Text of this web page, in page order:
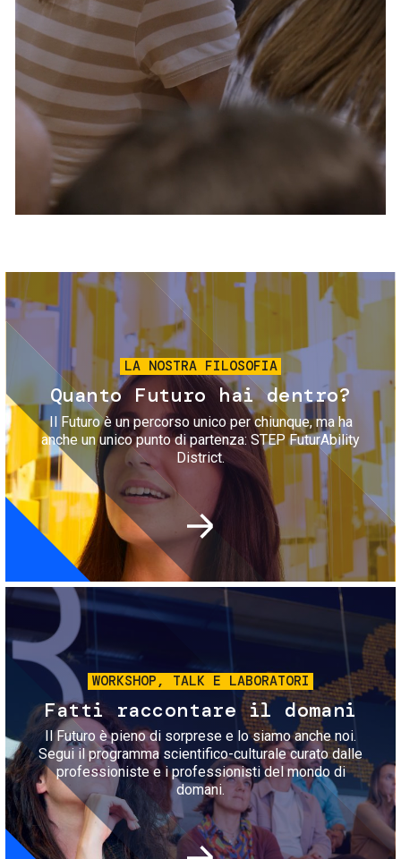
Servizi e accessibilità
Contatti
FAQ
Biglietti
Immagine
LA NOSTRA FILOSOFIA
Quanto Futuro hai dentro?
Il Futuro è un percorso unico per chiunque, ma ha
anche un unico punto di partenza: STEP FuturAbility
District.
Immagine
WORKSHOP, TALK E LABORATORI
Fatti raccontare il domani
Il Futuro è pieno di sorprese e lo siamo anche noi.
Segui il programma scientifico-culturale curato dalle
professioniste e i professionisti del mondo di
domani.